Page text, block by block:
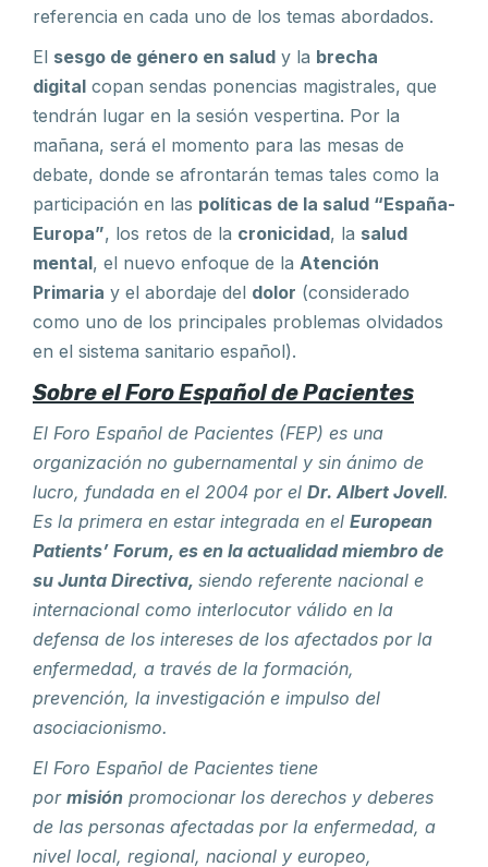
referencia en cada uno de los temas abordados.
El sesgo de género en salud y la brecha
digital copan sendas ponencias magistrales, que
tendrán lugar en la sesión vespertina. Por la
mañana, será el momento para las mesas de
debate, donde se afrontarán temas tales como la
participación en las políticas de la salud “España-
Europa”, los retos de la cronicidad, la salud
mental, el nuevo enfoque de la Atención
Primaria y el abordaje del dolor (considerado
como uno de los principales problemas olvidados
en el sistema sanitario español).
Sobre el Foro Español de Pacientes
El Foro Español de Pacientes (FEP) es una
organización no gubernamental y sin ánimo de
lucro, fundada en el 2004 por el Dr. Albert Jovell.
Es la primera en estar integrada en el European
Patients’ Forum, es en la actualidad miembro de
su Junta Directiva, siendo referente nacional e
internacional como interlocutor válido en la
defensa de los intereses de los afectados por la
enfermedad, a través de la formación,
prevención, la investigación e impulso del
asociacionismo.
El Foro Español de Pacientes tiene
por misión promocionar los derechos y deberes
de las personas afectadas por la enfermedad, a
nivel local, regional, nacional y europeo,